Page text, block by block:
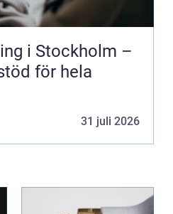
i Stockholm –
för hela
31 juli 2026